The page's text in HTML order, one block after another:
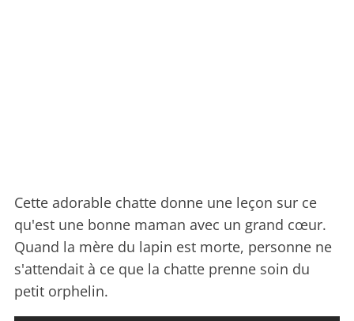
Cette adorable chatte donne une leçon sur ce
qu'est une bonne maman avec un grand cœur.
Quand la mère du lapin est morte, personne ne
s'attendait à ce que la chatte prenne soin du
petit orphelin.